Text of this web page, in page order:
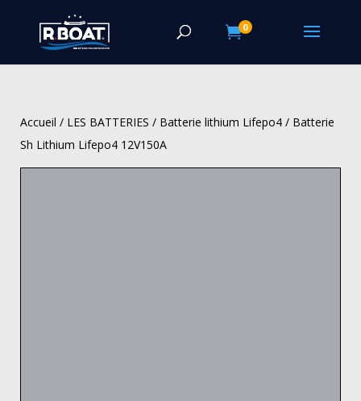
0
Accueil / LES BATTERIES / Batterie lithium Lifepo4 / Batterie
Sh Lithium Lifepo4 12V150A